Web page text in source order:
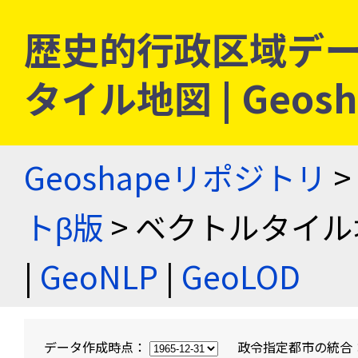
歴史的行政区域デ
タイル地図 |
Geoshapeリポジトリ >
トβ版 > ベクトルタイ
| GeoNLP | GeoLOD
データ作成時点： 政令指定都市の統